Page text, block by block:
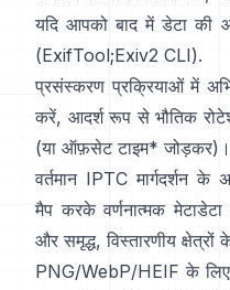
यदि आपको बाद में डेटा की
(ExifTool;Exiv2 CLI).
प्रसंस्करण प्रक्रियाओं में
करें, आदर्श रूप से भौतिक
(या ऑफ़सेट टाइम*
वर्तमान IPTC मार्गदर्शन
मैप करके वर्णनात्मक
और समृद्ध, विस्तारणीय क्षेत्रों
PNG/WebP/HEIF के